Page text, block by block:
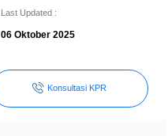
Last Updated :
06 Oktober 2025
Konsultasi KPR